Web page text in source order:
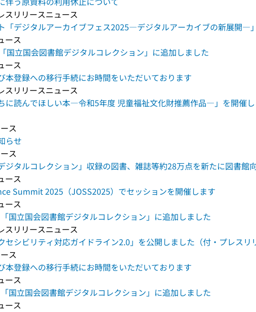
スリリースニュース
「デジタルアーカイブフェス2025―デジタルアーカイブの新展開―
ース
国立国会図書館デジタルコレクション」に追加しました
ース
本登録への移行手続にお時間をいただいております
スリリースニュース
に読んでほしい本―令和5年度 児童福祉文化財推薦作品―」を開催
ス
らせ
ス
ジタルコレクション」収録の図書、雑誌等約28万点を新たに図書
ース
Summit 2025（JOSS2025）でセッションを開催します
ース
国立国会図書館デジタルコレクション」に追加しました
スリリースニュース
セシビリティ対応ガイドライン2.0」を公開しました（付・プレスリ
ス
本登録への移行手続にお時間をいただいております
ース
国立国会図書館デジタルコレクション」に追加しました
ース